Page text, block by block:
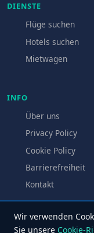
DIENSTE
Flüge suchen
Hotels suchen
Mietwagen
INFO
Über uns
Privacy Policy
Cookie Policy
Barrierefreiheit
Kontakt
Wir verwenden
Sie unsere Cookie-